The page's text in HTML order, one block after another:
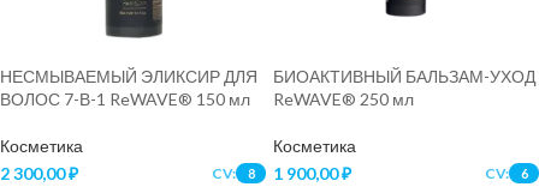
НЕСМЫВАЕМЫЙ ЭЛИКСИР ДЛЯ
ВОЛОС 7-В-1 ReWAVE® 150 мл
Косметика
2 300,00₽ CV: 8
БИОАКТИВНЫЙ БАЛЬЗАМ-УХОД
ReWAVE® 250 мл
Косметика
1 900,00₽ CV: 6